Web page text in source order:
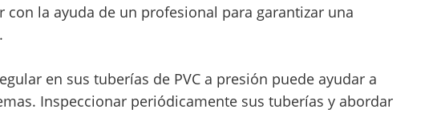
con la ayuda de un profesional para garantizar una
en sus tuberías de PVC a presión puede ayudar a
Inspeccionar periódicamente sus tuberías y abordar